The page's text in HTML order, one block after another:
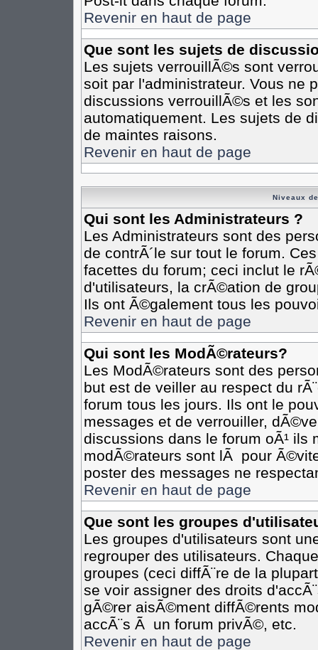
Revenir en haut de page
Que sont les sujets de
Les sujets verrouillÃ©s sont
soit par l'administrateur. Vous ne
discussions verrouillÃ©s et les
automatiquement. Les sujets de
de maintes raisons.
Revenir en haut de page
Niveaux
Qui sont les Administrateurs ?
Les Administrateurs sont des
de contrÃ´le sur tout le forum.
facettes du forum; ceci inclut le
d'utilisateurs, la crÃ©ation de
Ils ont Ã©galement tous les
Revenir en haut de page
Qui sont les ModÃ©rateurs?
Les ModÃ©rateurs sont des
but est de veiller au respect du
forum tous les jours. Ils ont le
messages et de verrouiller,
discussions dans le forum oÃ¹ ils
modÃ©rateurs sont lÃ pour
poster des messages ne
Revenir en haut de page
Que sont les groupes
Les groupes d'utilisateurs sont
regrouper des utilisateurs.
groupes (ceci diffÃ¨re de la
se voir assigner des droits
gÃ©rer aisÃ©ment diffÃ©rents
accÃ¨s Ã un forum privÃ©, etc.
Revenir en haut de page